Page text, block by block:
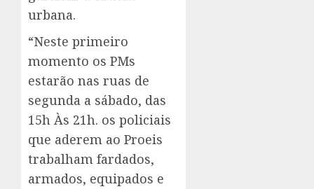
urbana.
“Neste primeiro
momento os PMs
estarão nas ruas de
segunda a sábado, das
15h Às 21h. os policiais
que aderem ao Proeis
trabalham fardados,
armados, equipados e